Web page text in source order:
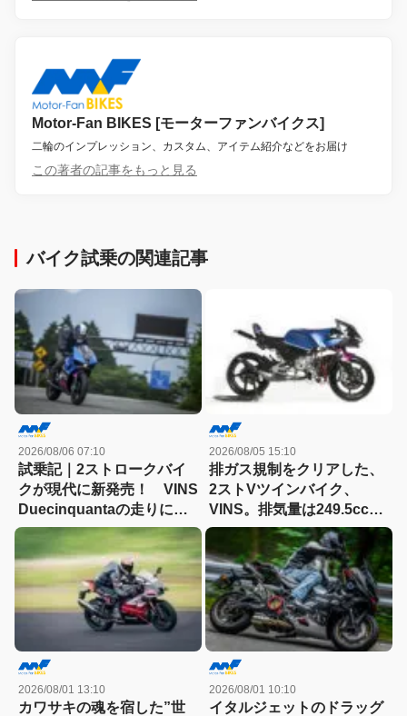
Motor-Fan BIKES [モーターファンバイクス]
二輪のインプレッション、カスタム、アイテム紹介などをお届け
この著者の記事をもっと見る
バイク試乗の関連記事
2026/08/06 07:10
試乗記｜2ストロークバイ
クが現代に新発売！ VINS
Duecinquantaの走りに大
感動
2026/08/05 15:10
排ガス規制をクリアした、
2ストVツインバイク、
VINS。排気量は249.5cc、
83HPを絞り出す。そのエ
ンジンの技術とは
2026/08/01 13:10
カワサキの魂を宿した”世
2026/08/01 10:10
イタルジェットのドラッグ